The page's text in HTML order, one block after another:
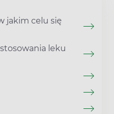
jakim celu się
leku